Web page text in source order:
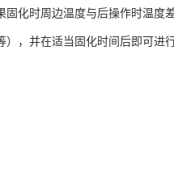
化时周边温度与后操作时温度
，并在适当固化时间后即可进